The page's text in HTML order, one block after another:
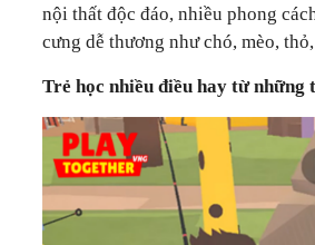
nội thất độc đáo, nhiều phong
cưng dễ thương như chó, mèo,
Trẻ học nhiều điều hay từ những